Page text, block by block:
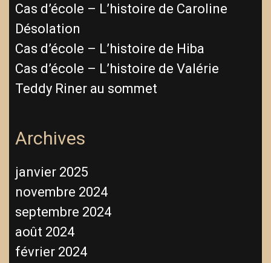
Cas d’école – L’histoire de Caroline
Désolation
Cas d’école – L’histoire de Hiba
Cas d’école – L’histoire de Valérie
Teddy Riner au sommet
Archives
janvier 2025
novembre 2024
septembre 2024
août 2024
février 2024